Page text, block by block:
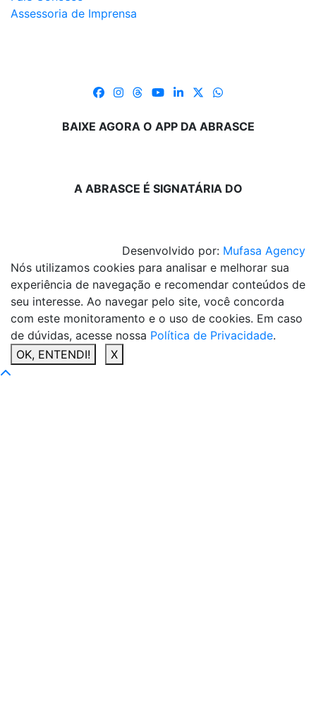
Assessoria de Imprensa
BAIXE AGORA O APP DA ABRASCE
A ABRASCE É SIGNATÁRIA DO
Desenvolvido por: Mufasa Agency
Nós utilizamos cookies para analisar e melhorar sua
experiência de navegação e recomendar conteúdos de
seu interesse. Ao navegar pelo site, você concorda
com este monitoramento e o uso de cookies. Em caso
de dúvidas, acesse nossa Política de Privacidade.
OK, ENTENDI!
X